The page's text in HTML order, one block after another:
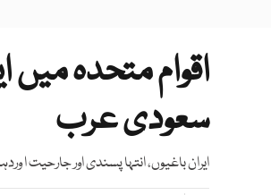
اقوام متحدہ
سعودی عرب
ایران باغیوں، انتہا پسندی اور جارحیت ا